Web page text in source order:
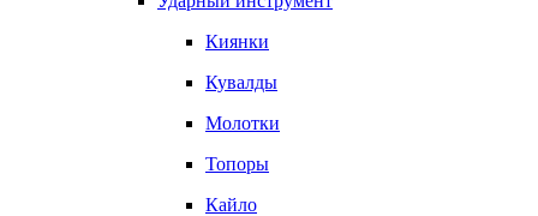
Киянки
Кувалды
Молотки
Топоры
Кайло